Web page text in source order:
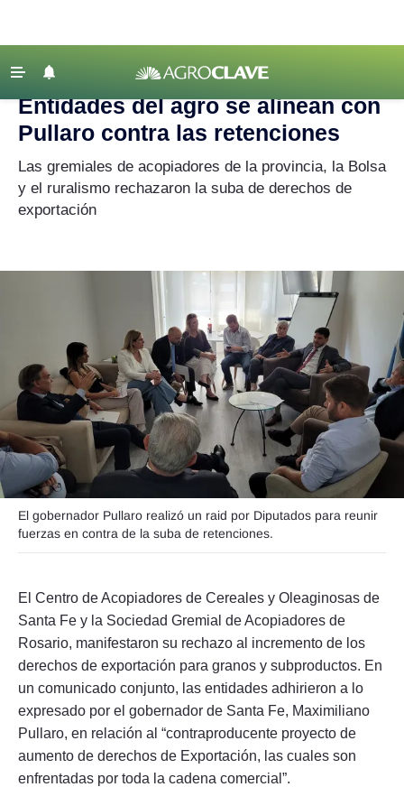
Agricultura
Lechería
Tecnología
Agronegocios
Mercados
Seguinos
‹ VOLVER
Agroclave Actualidad | retenciones
Entidades del agro se alinean con
Pullaro contra las retenciones
Las gremiales de acopiadores de la provincia, la Bolsa
y el ruralismo rechazaron la suba de derechos de
exportación
El gobernador Pullaro realizó un raid por Diputados para reunir
fuerzas en contra de la suba de retenciones.
El Centro de Acopiadores de Cereales y Oleaginosas de
Santa Fe y la Sociedad Gremial de Acopiadores de
Rosario, manifestaron su rechazo al incremento de los
derechos de exportación para granos y subproductos. En
un comunicado conjunto, las entidades adhirieron a lo
expresado por el gobernador de Santa Fe, Maximiliano
Pullaro, en relación al “contraproducente proyecto de
aumento de derechos de Exportación, las cuales son
enfrentadas por toda la cadena comercial”.